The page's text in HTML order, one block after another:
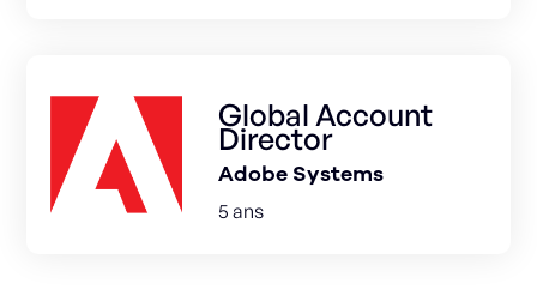
Global Account
Director
Adobe Systems
5 ans